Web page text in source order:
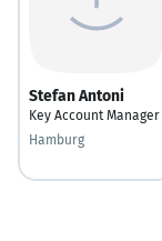
Stefan Antoni
Key Account Manager
Hamburg